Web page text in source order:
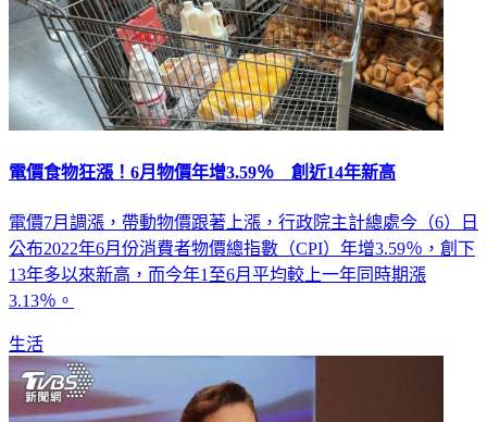
電價食物狂漲！6月物價年增3.59％ 創近14年新高
電價7月調漲，帶動物價跟著上漲，行政院主計總處今（6）日
公布2022年6月份消費者物價總指數（CPI）年增3.59％，創下
13年多以來新高，而今年1至6月平均較上一年同時期漲
3.13％。
生活